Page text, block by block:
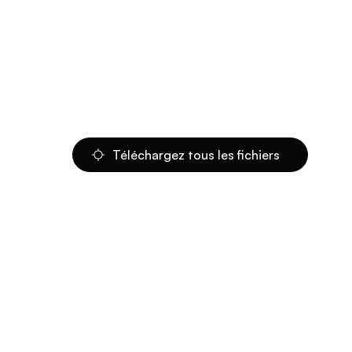
Téléchargez tous les fichiers